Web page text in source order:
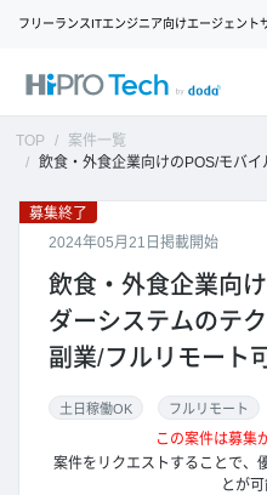
フリーランスITエンジニア向けエージェント
TOP
案件一覧
飲食・外食企業向けのPOS/モバイルオーダ
募集終了
2024年05月21日掲載開始
飲食・外食企業向
ダーシステムのテ
副業/フルリモート
土日稼働OK フルリモート
この案件は募集
案件をリクエストすることで、
とが可